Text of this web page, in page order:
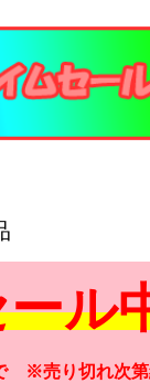
ル
※売り切れ次第